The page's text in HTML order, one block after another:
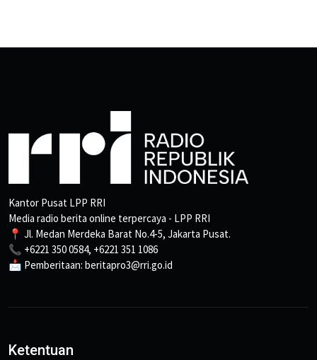
Kantor Pusat LPP RRI
Media radio berita online terpercaya - LPP RRI
📍 Jl. Medan Merdeka Barat No.4-5, Jakarta Pusat.
📞 +6221 350 0584, +6221 351 1086
📩 Pemberitaan: beritapro3@rri.go.id
Ketentuan